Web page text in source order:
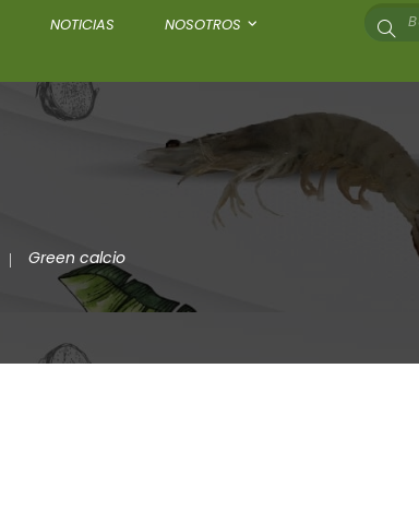
NOTICIAS NOSOTROS
Green calcio